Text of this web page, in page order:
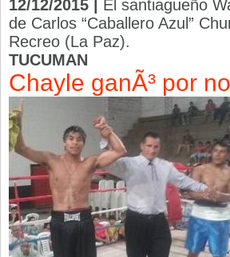
12/12/2015 | El santiagueño
de Carlos “Caballero Azul”
Recreo (La Paz).
TUCUMAN
Chayle ganÃ³ por